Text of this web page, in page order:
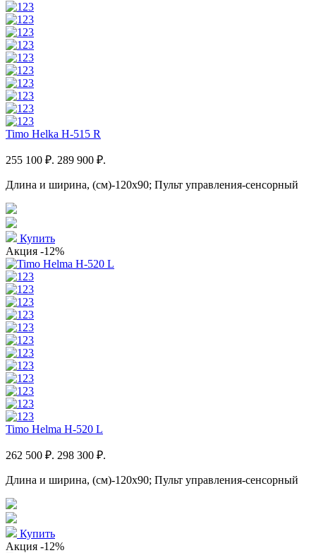
Timo Helka H-515 R
255 100 ₽. 289 900 ₽.
Длина и ширина, (см)-120x90; Пульт управления-сенсорный
Купить
Акция -12%
Timo Helma H-520 L
262 500 ₽. 298 300 ₽.
Длина и ширина, (см)-120x90; Пульт управления-сенсорный
Купить
Акция -12%